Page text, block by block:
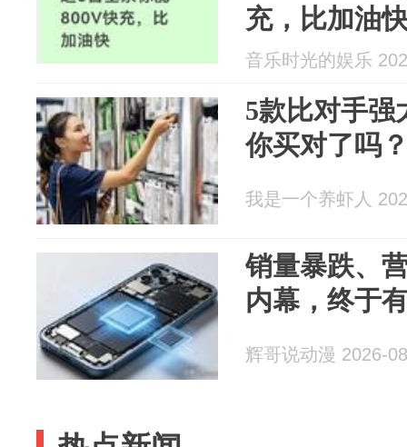
充，比加油
音乐时光的娱乐
5款比对手强
你买对了吗
我是一个养虾人
销量暴跌、
内幕，终于
辉哥说动漫 2026-